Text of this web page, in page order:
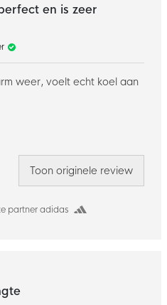
partner adidas
en is zeer
weer, voelt echt koel aan
Toon originele review